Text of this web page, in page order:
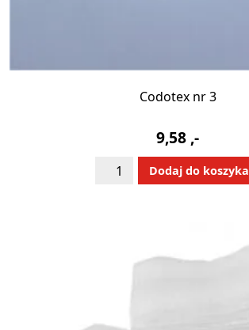
Codotex nr 3
9,58 ,-
ilość
Codotex
Dodaj do koszyka
Alternative: